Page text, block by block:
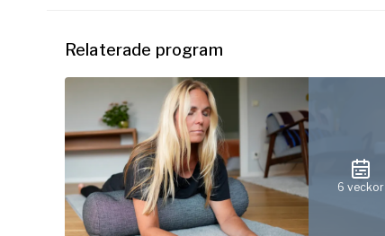
Relaterade program
6 veckor